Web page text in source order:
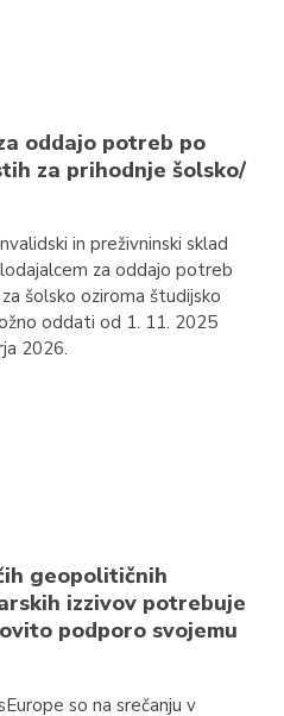
oddajo potreb po
za prihodnje šolsko/
in preživninski sklad
za oddajo potreb
šolsko oziroma študijsko
oddati od 1. 11. 2025
2026.
geopolitičnih
izzivov potrebuje
podporo svojemu
so na srečanju v